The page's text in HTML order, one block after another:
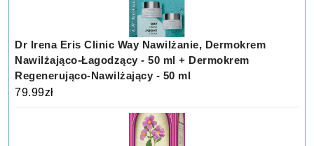
Dr Irena Eris Clinic Way Nawilżanie, Dermokrem
Nawilżająco-Łagodzący - 50 ml + Dermokrem
Regenerująco-Nawilżający - 50 ml
79.99zł